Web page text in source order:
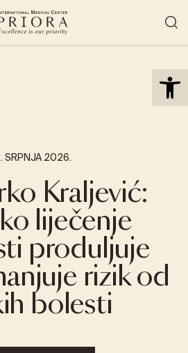
SRPNJA 2026.
Kraljević:
liječenje
produljuje
rizik od
bolesti